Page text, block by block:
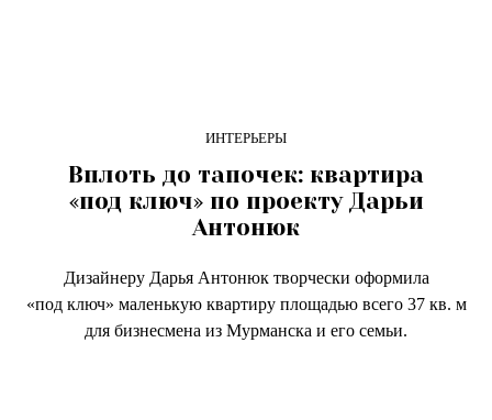
ИНТЕРЬЕРЫ
Вплоть до тапочек: квартира
«под ключ» по проекту Дарьи
Антонюк
Дизайнеру Дарья Антонюк творчески оформила
«под ключ» маленькую квартиру площадью всего 37 кв. м
для бизнесмена из Мурманска и его семьи.